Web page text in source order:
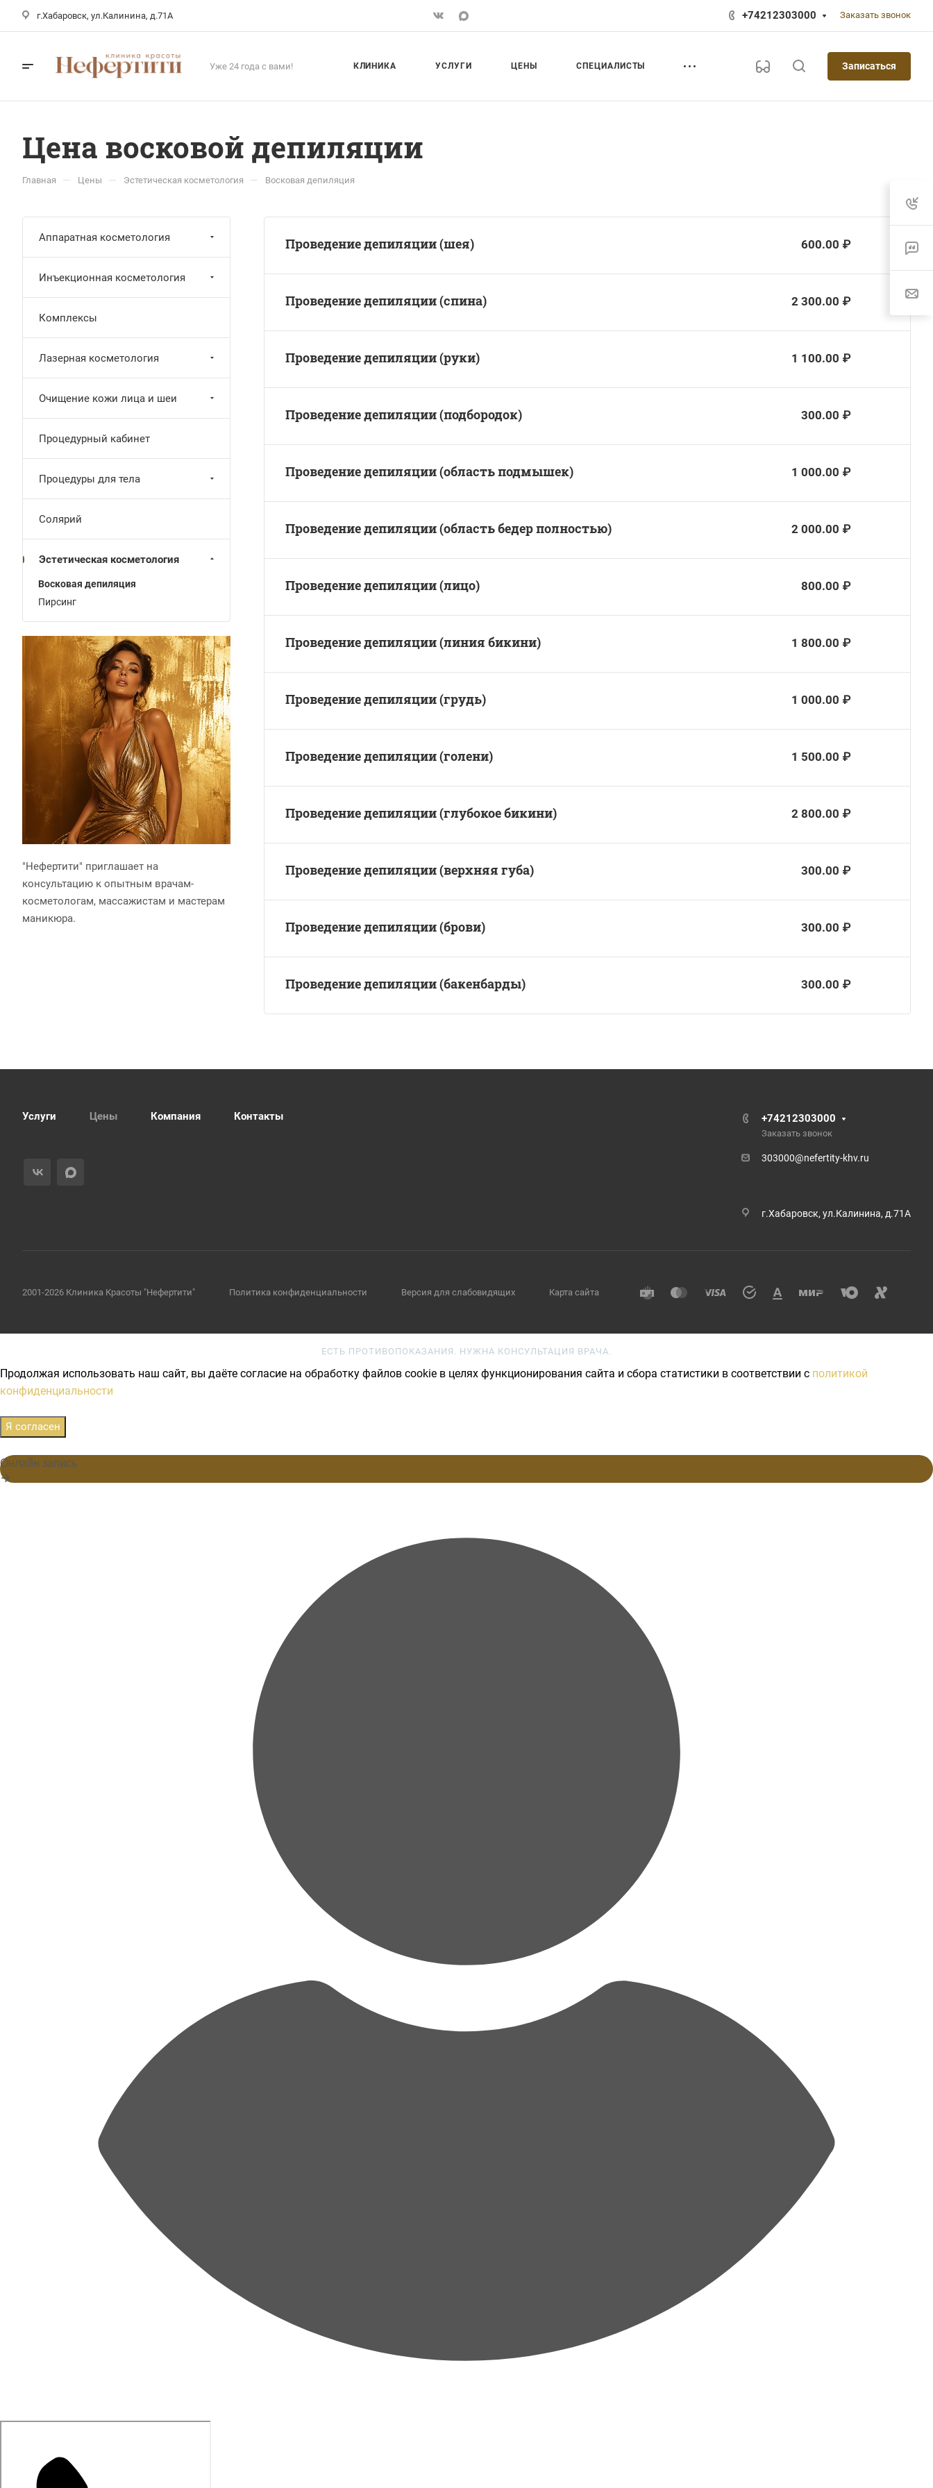
г.Хабаровск, ул.Калинина, д.71А +74212303000 Заказать звонок
Уже 24 года с вами! КЛИНИКА УСЛУГИ ЦЕНЫ СПЕЦИАЛИСТЫ Записаться
Цена восковой депиляции
Главная — Цены — Эстетическая косметология — Восковая депиляция
Проведение депиляции (шея) 600.00 ₽
Проведение депиляции (спина) 2 300.00 ₽
Проведение депиляции (руки) 1 100.00 ₽
Проведение депиляции (подбородок) 300.00 ₽
Проведение депиляции (область подмышек) 1 000.00 ₽
Проведение депиляции (область бедер полностью) 2 000.00 ₽
Проведение депиляции (лицо) 800.00 ₽
Проведение депиляции (линия бикини) 1 800.00 ₽
Проведение депиляции (грудь) 1 000.00 ₽
Проведение депиляции (голени) 1 500.00 ₽
Проведение депиляции (глубокое бикини) 2 800.00 ₽
Проведение депиляции (верхняя губа) 300.00 ₽
Проведение депиляции (брови) 300.00 ₽
Проведение депиляции (бакенбарды) 300.00 ₽
Аппаратная косметология
Инъекционная косметология
Комплексы
Лазерная косметология
Очищение кожи лица и шеи
Процедурный кабинет
Процедуры для тела
Солярий
Эстетическая косметология
Восковая депиляция
Пирсинг
"Нефертити" приглашает на
консультацию к опытным врачам-
косметологам, массажистам и мастерам
маникюра.
Услуги Цены Компания Контакты +74212303000
Заказать звонок
303000@nefertity-khv.ru
г.Хабаровск, ул.Калинина, д.71А
2001-2026 Клиника Красоты "Нефертити" Политика конфиденциальности Версия для слабовидящих Карта сайта
ЕСТЬ ПРОТИВОПОКАЗАНИЯ. НУЖНА КОНСУЛЬТАЦИЯ ВРАЧА.
Продолжая использовать наш сайт, вы даёте согласие на обработку файлов cookie в целях функционирования сайта и сбора статистики в соответствии с политикой
конфиденциальности
Я согласен